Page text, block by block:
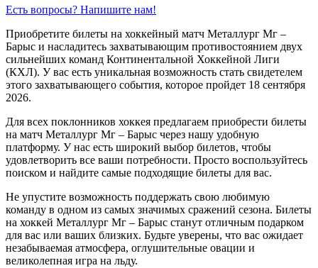
Есть вопросы? Напишите нам!
Приобретите билеты на хоккейный матч Металлург Мг –
Барыс и насладитесь захватывающим противостоянием двух
сильнейших команд Континентальной Хоккейной Лиги
(КХЛ). У вас есть уникальная возможность стать свидетелем
этого захватывающего события, которое пройдет 18 сентября
2026.
Для всех поклонников хоккея предлагаем приобрести билеты
на матч Металлург Мг – Барыс через нашу удобную
платформу. У нас есть широкий выбор билетов, чтобы
удовлетворить все ваши потребности. Просто воспользуйтесь
поиском и найдите самые подходящие билеты для вас.
Не упустите возможность поддержать свою любимую
команду в одном из самых значимых сражений сезона. Билеты
на хоккей Металлург Мг – Барыс станут отличным подарком
для вас или ваших близких. Будьте уверены, что вас ожидает
незабываемая атмосфера, оглушительные овации и
великолепная игра на льду.